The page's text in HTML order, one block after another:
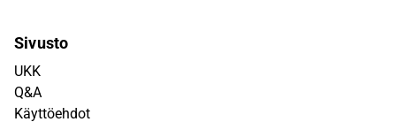
Sivusto
UKK
Q&A
Käyttöehdot